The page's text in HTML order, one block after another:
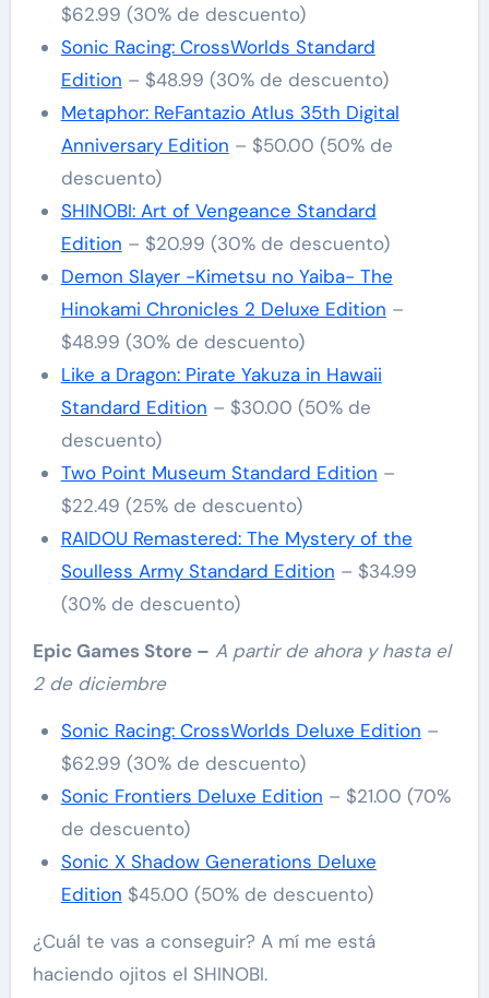
$62.99 (30% de descuento)
Sonic Racing: CrossWorlds Standard
Edition – $48.99 (30% de descuento)
Metaphor: ReFantazio Atlus 35th Digital
Anniversary Edition – $50.00 (50% de
descuento)
SHINOBI: Art of Vengeance Standard
Edition – $20.99 (30% de descuento)
Demon Slayer -Kimetsu no Yaiba- The
Hinokami Chronicles 2 Deluxe Edition –
$48.99 (30% de descuento)
Like a Dragon: Pirate Yakuza in Hawaii
Standard Edition – $30.00 (50% de
descuento)
Two Point Museum Standard Edition –
$22.49 (25% de descuento)
RAIDOU Remastered: The Mystery of the
Soulless Army Standard Edition – $34.99
(30% de descuento)
Epic Games Store – A partir de ahora y hasta el
2 de diciembre
Sonic Racing: CrossWorlds Deluxe Edition –
$62.99 (30% de descuento)
Sonic Frontiers Deluxe Edition – $21.00 (70%
de descuento)
Sonic X Shadow Generations Deluxe
Edition $45.00 (50% de descuento)
¿Cuál te vas a conseguir? A mí me está
haciendo ojitos el SHINOBI.